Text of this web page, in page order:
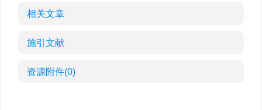
相关文章
施引文献
资源附件(0)